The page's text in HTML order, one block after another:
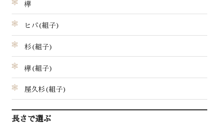
欅
ヒバ(組子)
杉(組子)
欅(組子)
屋久杉(組子)
長さで選ぶ